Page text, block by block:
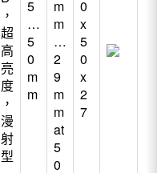
，
超
高
亮
度
，
漫
射
型
5
…
5
0
m
m
m
m
…
2
9
m
m
at
5
0
0
x
5
0
x
2
7